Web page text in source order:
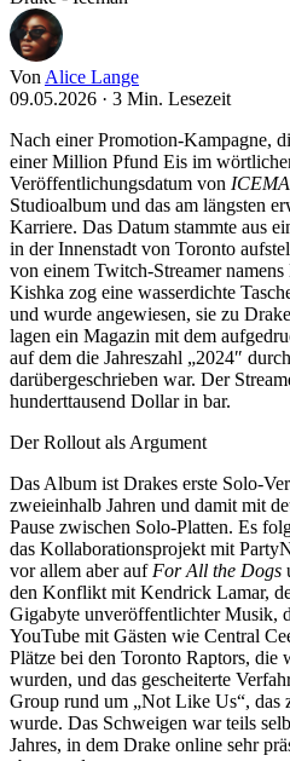
Von Alice Lange
09.05.2026 · 3 Min. Lesezeit
Nach einer Promotion-Kampagne,
einer Million Pfund Eis im
Veröffentlichungsdatum von
Studioalbum und das am längsten
Karriere. Das Datum stammte aus
in der Innenstadt von Toronto
von einem Twitch-Streamer
Kishka zog eine wasserdichte
und wurde angewiesen, sie zu
lagen ein Magazin mit dem
auf dem die Jahreszahl „2024″
darübergeschrieben war. Der
hunderttausend Dollar in bar.
Der Rollout als Argument
Das Album ist Drakes erste Solo-
zweieinhalb Jahren und damit mit
Pause zwischen Solo-Platten. Es
das Kollaborationsprojekt mit
vor allem aber auf For All the Dogs
den Konflikt mit Kendrick Lamar,
Gigabyte unveröffentlichter Musik,
YouTube mit Gästen wie Central
Plätze bei den Toronto Raptors, die
wurden, und das gescheiterte
Group rund um „Not Like Us“, das
wurde. Das Schweigen war teils
Jahres, in dem Drake online sehr